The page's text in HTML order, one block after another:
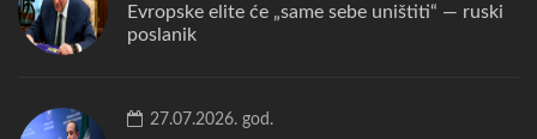
Evropske elite će „same sebe uništiti“ — ruski
poslanik
27.07.2026. god.